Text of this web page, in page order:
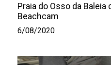
Praia do Osso da Baleia
Beachcam
6/08/2020